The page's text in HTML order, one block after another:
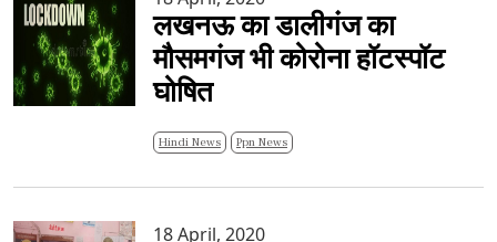
लखनऊ का डालीगंज का
मौसमगंज भी कोरोना हॉटस्पॉट
घोषित
Hindi News Ppn News
18 April, 2020